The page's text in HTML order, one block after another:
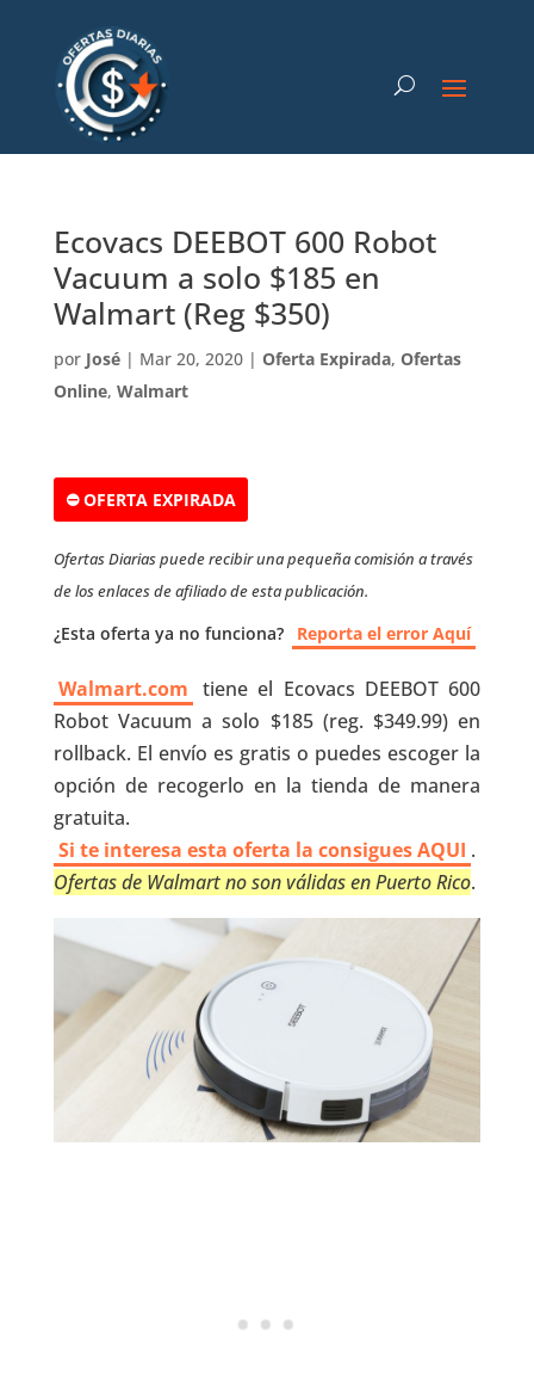
Ecovacs DEEBOT 600 Robot
Vacuum a solo $185 en
Walmart (Reg $350)
por José| Mar 20, 2020| Oferta Expirada, Ofertas
Online, Walmart
⛔ OFERTA EXPIRADA
Ofertas Diarias puede recibir una pequeña comisión a través
de los enlaces de afiliado de esta publicación.
¿Esta oferta ya no funciona? Reporta el error Aquí
Walmart.com tiene el Ecovacs DEEBOT 600
Robot Vacuum a solo $185 (reg. $349.99) en
rollback. El envío es gratis o puedes escoger la
opción de recogerlo en la tienda de manera
gratuita.
Si te interesa esta oferta la consigues AQUI .
Ofertas de Walmart no son válidas en Puerto Rico.